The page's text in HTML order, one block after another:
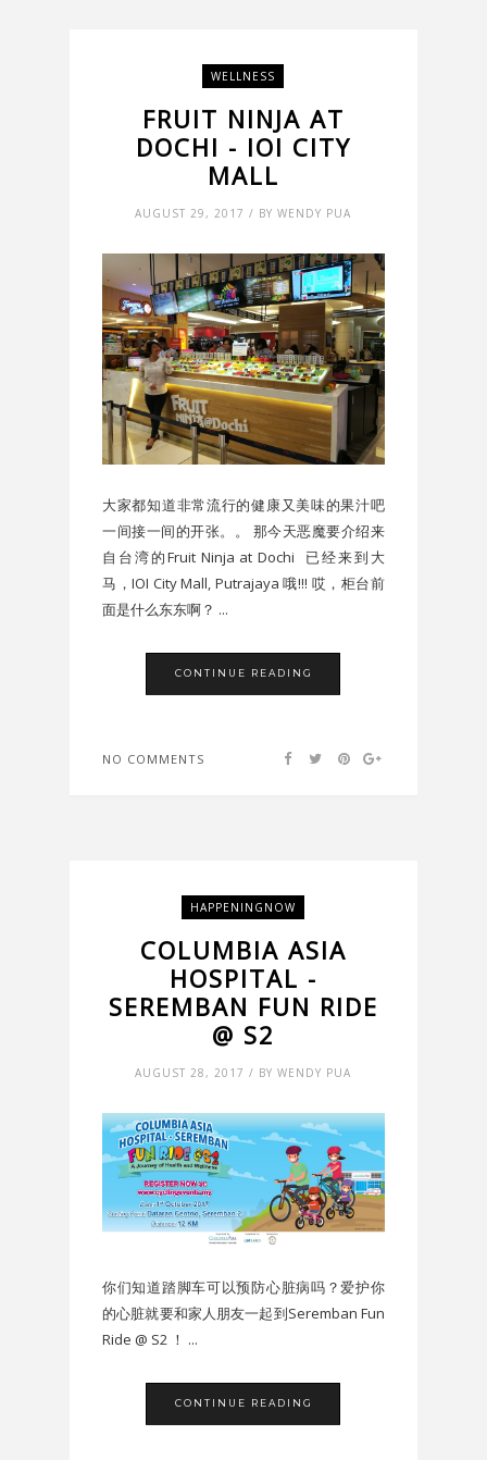
WELLNESS
FRUIT NINJA AT
DOCHI - IOI CITY
MALL
AUGUST 29, 2017 / BY WENDY PUA
大家都知道非常流行的健康又美味的果汁吧
一间接一间的开张。。 那今天恶魔要介绍来
自台湾的Fruit Ninja at Dochi 已经来到大
马，IOI City Mall, Putrajaya 哦!!! 哎，柜台前
面是什么东东啊？ ...
CONTINUE READING
NO COMMENTS
HAPPENINGNOW
COLUMBIA ASIA
HOSPITAL -
SEREMBAN FUN RIDE
@ S2
AUGUST 28, 2017 / BY WENDY PUA
你们知道踏脚车可以预防心脏病吗？爱护你
的心脏就要和家人朋友一起到Seremban Fun
Ride @ S2 ！ ...
CONTINUE READING